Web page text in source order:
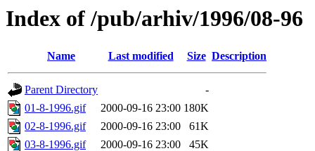
Index of /pub/arhiv/1996/08-96
Name Last modified Size Description
Parent Directory
-
01-8-1996.gif
2000-09-16 23:00 180K
02-8-1996.gif
2000-09-16 23:00
61K
03-8-1996.gif
2000-09-16 23:00
45K